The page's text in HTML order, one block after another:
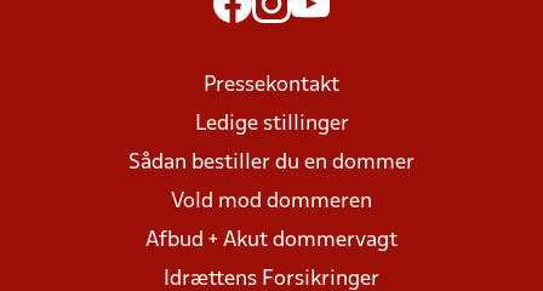
Pressekontakt
Ledige stillinger
Sådan bestiller du en dommer
Vold mod dommeren
Afbud + Akut dommervagt
Idrættens Forsikringer